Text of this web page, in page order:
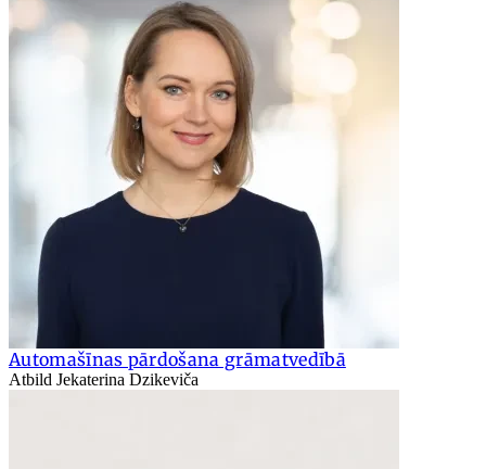
Automašīnas pārdošana grāmatvedībā
Atbild Jekaterina Dzikeviča